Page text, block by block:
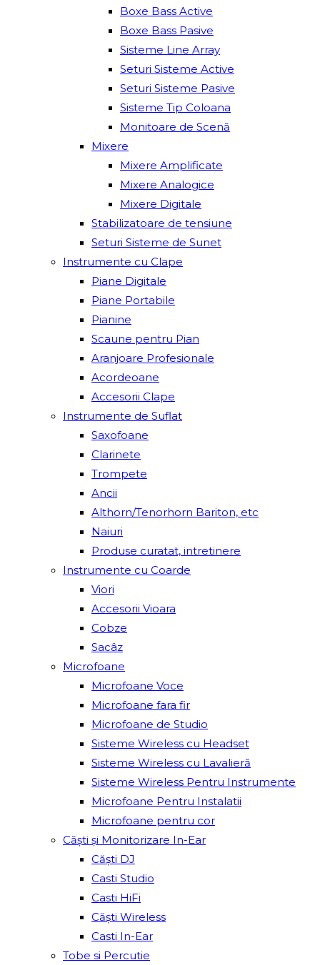
Boxe Bass Active
Boxe Bass Pasive
Sisteme Line Array
Seturi Sisteme Active
Seturi Sisteme Pasive
Sisteme Tip Coloana
Monitoare de Scenă
Mixere
Mixere Amplificate
Mixere Analogice
Mixere Digitale
Stabilizatoare de tensiune
Seturi Sisteme de Sunet
Instrumente cu Clape
Piane Digitale
Piane Portabile
Pianine
Scaune pentru Pian
Aranjoare Profesionale
Acordeoane
Accesorii Clape
Instrumente de Suflat
Saxofoane
Clarinete
Trompete
Ancii
Althorn/Tenorhorn Bariton, etc
Naiuri
Produse curatat, intretinere
Instrumente cu Coarde
Viori
Accesorii Vioara
Cobze
Sacâz
Microfoane
Microfoane Voce
Microfoane fara fir
Microfoane de Studio
Sisteme Wireless cu Headset
Sisteme Wireless cu Lavalieră
Sisteme Wireless Pentru Instrumente
Microfoane Pentru Instalatii
Microfoane pentru cor
Căști și Monitorizare In-Ear
Căști DJ
Casti Studio
Casti HiFi
Căști Wireless
Casti In-Ear
Tobe si Percutie